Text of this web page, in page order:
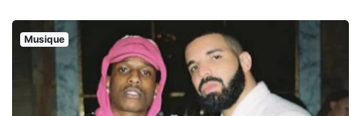
Musique